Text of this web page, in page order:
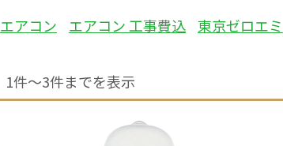
エアコン エアコン 工事費込 東京ゼロエミ
1件〜3件までを表示